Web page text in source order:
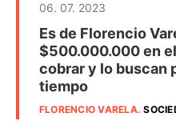
06. 07. 2023
Es de Florencio
$500.000.000 en
cobrar y lo buscan
tiempo
FLORENCIO VARELA.